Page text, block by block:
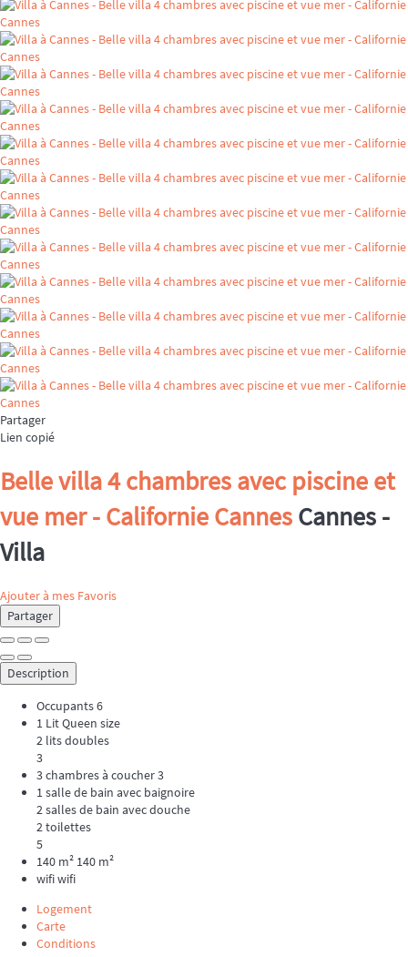
Partager
Lien copié
Belle villa 4 chambres avec piscine et
vue mer - Californie CannesCannes -
Villa
Ajouter à mes Favoris
Partager
Description
Occupants6
1 Lit Queen size
2 lits doubles
3
3 chambres à coucher3
1 salle de bain avec baignoire
2 salles de bain avec douche
2 toilettes
5
140 m² 140 m²
wifiwifi
Logement
Carte
Conditions